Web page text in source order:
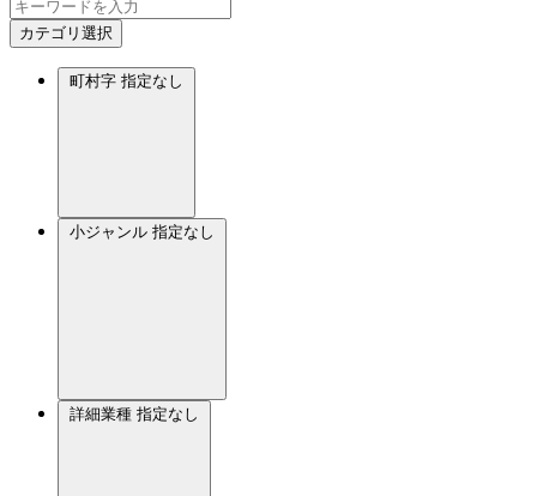
カテゴリ選択
町村字 指定なし
小ジャンル 指定なし
詳細業種 指定なし